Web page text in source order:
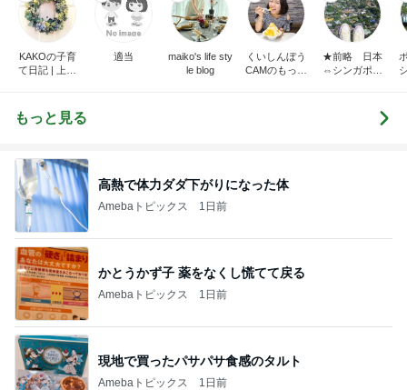
KAKOの子育
て日記 | 上海
へ。ときどき
さいたま。
適当
maiko's life sty
le blog
くいしんぼう
CAMのもっと
★前略 日本
⇔シンガポー
もっと見る
高熱で体力ダダ下がりになった体
Amebaトピックス 1日前
かとうかず子 薬をなくし慌てて戻る
Amebaトピックス 1日前
現地で買ったパサパサ食感のタルト
Amebaトピックス 1日前